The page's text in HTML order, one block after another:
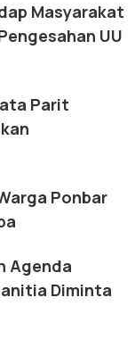
Masyarakat
UU
Parit
Ponbar
Agenda
Diminta